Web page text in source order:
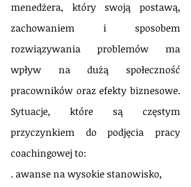
menedżera, który swoją postawą,
zachowaniem i sposobem
rozwiązywania problemów ma
wpływ na dużą społeczność
pracowników oraz efekty biznesowe.
Sytuacje, które są częstym
przyczynkiem do podjęcia pracy
coachingowej to:
. awanse na wysokie stanowisko,